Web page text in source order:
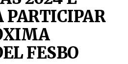
FESBO